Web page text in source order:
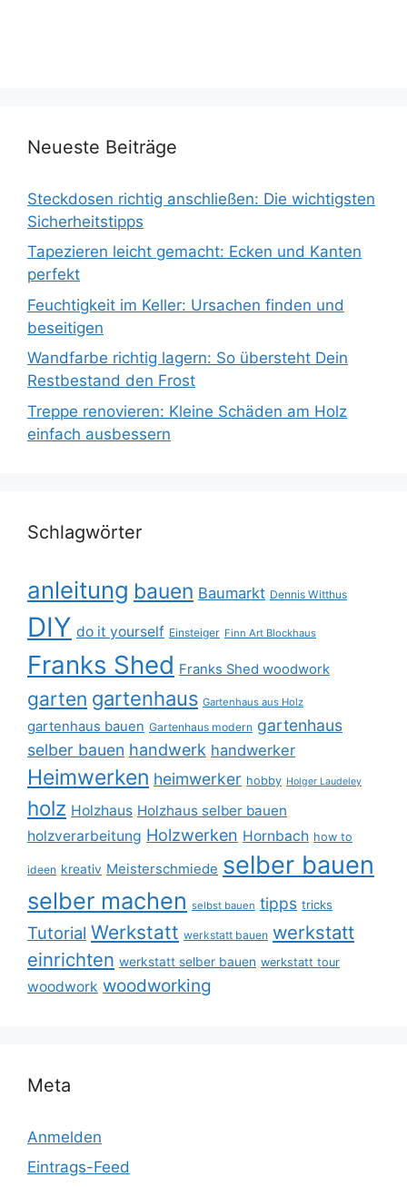
Neueste Beiträge
Steckdosen richtig anschließen: Die wichtigsten
Sicherheitstipps
Tapezieren leicht gemacht: Ecken und Kanten
perfekt
Feuchtigkeit im Keller: Ursachen finden und
beseitigen
Wandfarbe richtig lagern: So übersteht Dein
Restbestand den Frost
Treppe renovieren: Kleine Schäden am Holz
einfach ausbessern
Schlagwörter
anleitung bauen Baumarkt Dennis Witthus
DIY do it yourself Einsteiger Finn Art Blockhaus
Franks Shed Franks Shed woodwork
garten gartenhaus Gartenhaus aus Holz
gartenhaus bauen Gartenhaus modern gartenhaus
selber bauen handwerk handwerker
Heimwerken heimwerker hobby Holger Laudeley
holz Holzhaus Holzhaus selber bauen
holzverarbeitung Holzwerken Hornbach how to
ideen kreativ Meisterschmiede selber bauen
selber machen selbst bauen tipps tricks
Tutorial Werkstatt werkstatt bauen werkstatt
einrichten werkstatt selber bauen werkstatt tour
woodwork woodworking
Meta
Anmelden
Eintrags-Feed